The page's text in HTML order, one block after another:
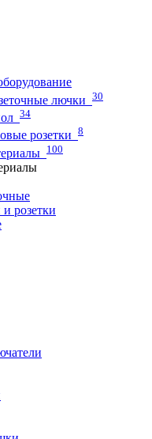
лючки
30
34
розетки 8
100
розетки